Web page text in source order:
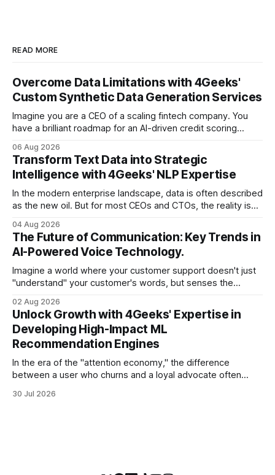
READ MORE
Overcome Data Limitations with 4Geeks'
Custom Synthetic Data Generation Services
Imagine you are a CEO of a scaling fintech company. You
have a brilliant roadmap for an AI-driven credit scoring
have the talent, the infrastructure, and the ambition. But
there is one glaring wall in your path: your data is locked
06 Aug 2026
Transform Text Data into Strategic
Intelligence with 4Geeks' NLP Expertise
In the modern enterprise landscape, data is often described
as the new oil. But for most CEOs and CTOs, the reality is
swamp of unstructured text. Emails, customer support
tickets, Slack threads, social media mentions, and PDF
reports contain
04 Aug 2026
The Future of Communication: Key Trends in
AI-Powered Voice Technology.
Imagine a world where your customer support doesn't just
"understand" your customer's words, but senses the
more empathetic, and solves a complex billing dispute in
thirty seconds—all without a human agent
02 Aug 2026
Unlock Growth with 4Geeks' Expertise in
Developing High-Impact ML
Recommendation Engines
In the era of the "attention economy," the difference
between a user who churns and a loyal advocate often
exactly what they were looking for without having to search
30 Jul 2026